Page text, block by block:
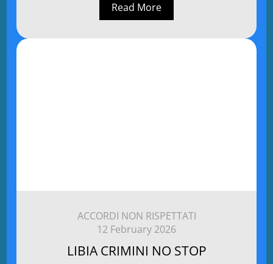
Read More
ACCORDI NON RISPETTATI
12 February 2026
LIBIA CRIMINI NO STOP